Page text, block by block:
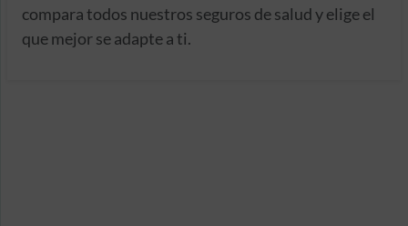
compara todos nuestros seguros de salud y elige el
que mejor se adapte a ti.